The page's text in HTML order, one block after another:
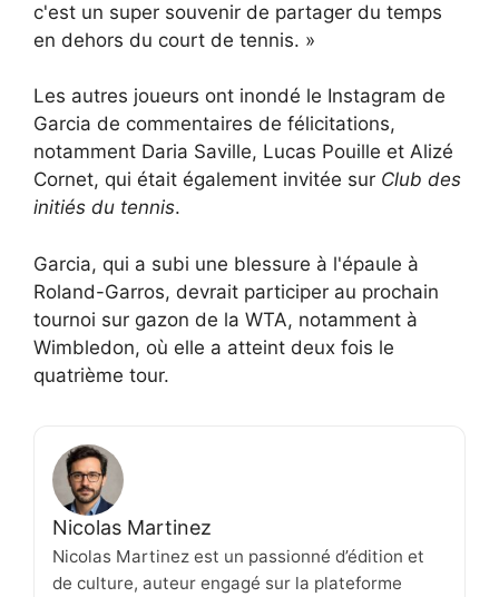
c'est un super souvenir de partager du temps
en dehors du court de tennis. »
Les autres joueurs ont inondé le Instagram de
Garcia de commentaires de félicitations,
notamment Daria Saville, Lucas Pouille et Alizé
Cornet, qui était également invitée sur Club des
initiés du tennis.
Garcia, qui a subi une blessure à l'épaule à
Roland-Garros, devrait participer au prochain
tournoi sur gazon de la WTA, notamment à
Wimbledon, où elle a atteint deux fois le
quatrième tour.
Nicolas Martinez
Nicolas Martinez est un passionné d’édition et
de culture, auteur engagé sur la plateforme